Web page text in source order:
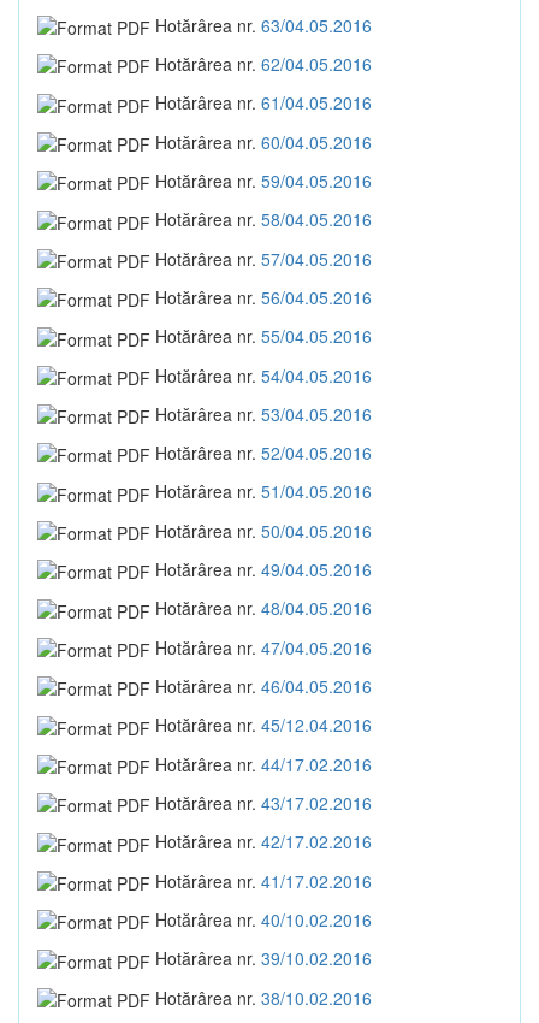
Hotărârea nr. 63/04.05.2016
Hotărârea nr. 62/04.05.2016
Hotărârea nr. 61/04.05.2016
Hotărârea nr. 60/04.05.2016
Hotărârea nr. 59/04.05.2016
Hotărârea nr. 58/04.05.2016
Hotărârea nr. 57/04.05.2016
Hotărârea nr. 56/04.05.2016
Hotărârea nr. 55/04.05.2016
Hotărârea nr. 54/04.05.2016
Hotărârea nr. 53/04.05.2016
Hotărârea nr. 52/04.05.2016
Hotărârea nr. 51/04.05.2016
Hotărârea nr. 50/04.05.2016
Hotărârea nr. 49/04.05.2016
Hotărârea nr. 48/04.05.2016
Hotărârea nr. 47/04.05.2016
Hotărârea nr. 46/04.05.2016
Hotărârea nr. 45/12.04.2016
Hotărârea nr. 44/17.02.2016
Hotărârea nr. 43/17.02.2016
Hotărârea nr. 42/17.02.2016
Hotărârea nr. 41/17.02.2016
Hotărârea nr. 40/10.02.2016
Hotărârea nr. 39/10.02.2016
Hotărârea nr. 38/10.02.2016